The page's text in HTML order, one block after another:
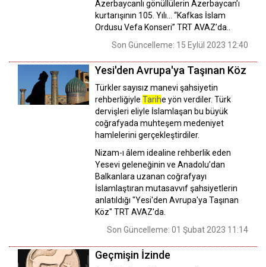
Azerbaycanlı gönüllülerin Azerbaycan’ı
kurtarışının 105. Yılı… “Kafkas İslam
Ordusu Vefa Konseri” TRT AVAZ’da..
Son Güncelleme: 15 Eylül 2023 12:40
Yesi'den Avrupa'ya Taşınan Köz
Türkler sayısız manevi şahsiyetin
rehberliğiyle Tarihe yön verdiler. Türk
dervişleri eliyle İslamlaşan bu büyük
coğrafyada muhteşem medeniyet
hamlelerini gerçekleştirdiler.
Nizam-ı âlem idealine rehberlik eden
Yesevi geleneğinin ve Anadolu’dan
Balkanlara uzanan coğrafyayı
İslamlaştıran mutasavvıf şahsiyetlerin
anlatıldığı "Yesi'den Avrupa'ya Taşınan
Köz" TRT AVAZ'da.
Son Güncelleme: 01 Şubat 2023 11:14
Geçmişin İzinde